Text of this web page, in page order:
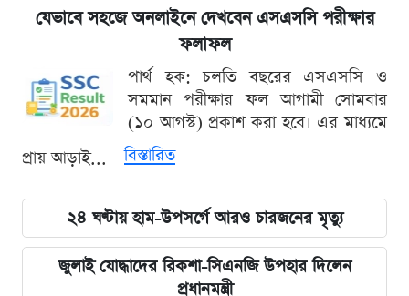
যেভাবে সহজে অনলাইনে দেখবেন এসএসসি পরীক্ষার
ফলাফল
পার্থ হক: চলতি বছরের এসএসসি ও
সমমান পরীক্ষার ফল আগামী সোমবার
(১০ আগস্ট) প্রকাশ করা হবে। এর মাধ্যমে
প্রায় আড়াই...
বিস্তারিত
২৪ ঘণ্টায় হাম-উপসর্গে আরও চারজনের মৃত্যু
জুলাই যোদ্ধাদের রিকশা-সিএনজি উপহার দিলেন
প্রধানমন্ত্রী